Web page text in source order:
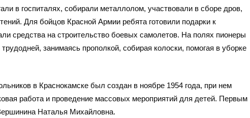
в госпиталях, собирали металлолом, участвовали в сборе дров,
Для бойцов Красной Армии ребята готовили подарки к
средства на строительство боевых самолетов. На полях пионеры
занимаясь прополкой, собирая колоски, помогая в уборке
в Краснокамске был создан в ноябре 1954 года, при нем
работа и проведение массовых мероприятий для детей. Первым
Наталья Михайловна.